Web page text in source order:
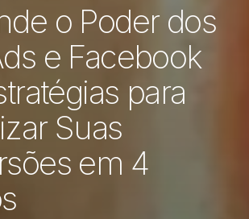
o Poder dos
e Facebook
para
Suas
em 4